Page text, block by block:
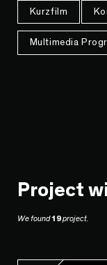
Kurzfilm
Multimedia
Project
We found19project.